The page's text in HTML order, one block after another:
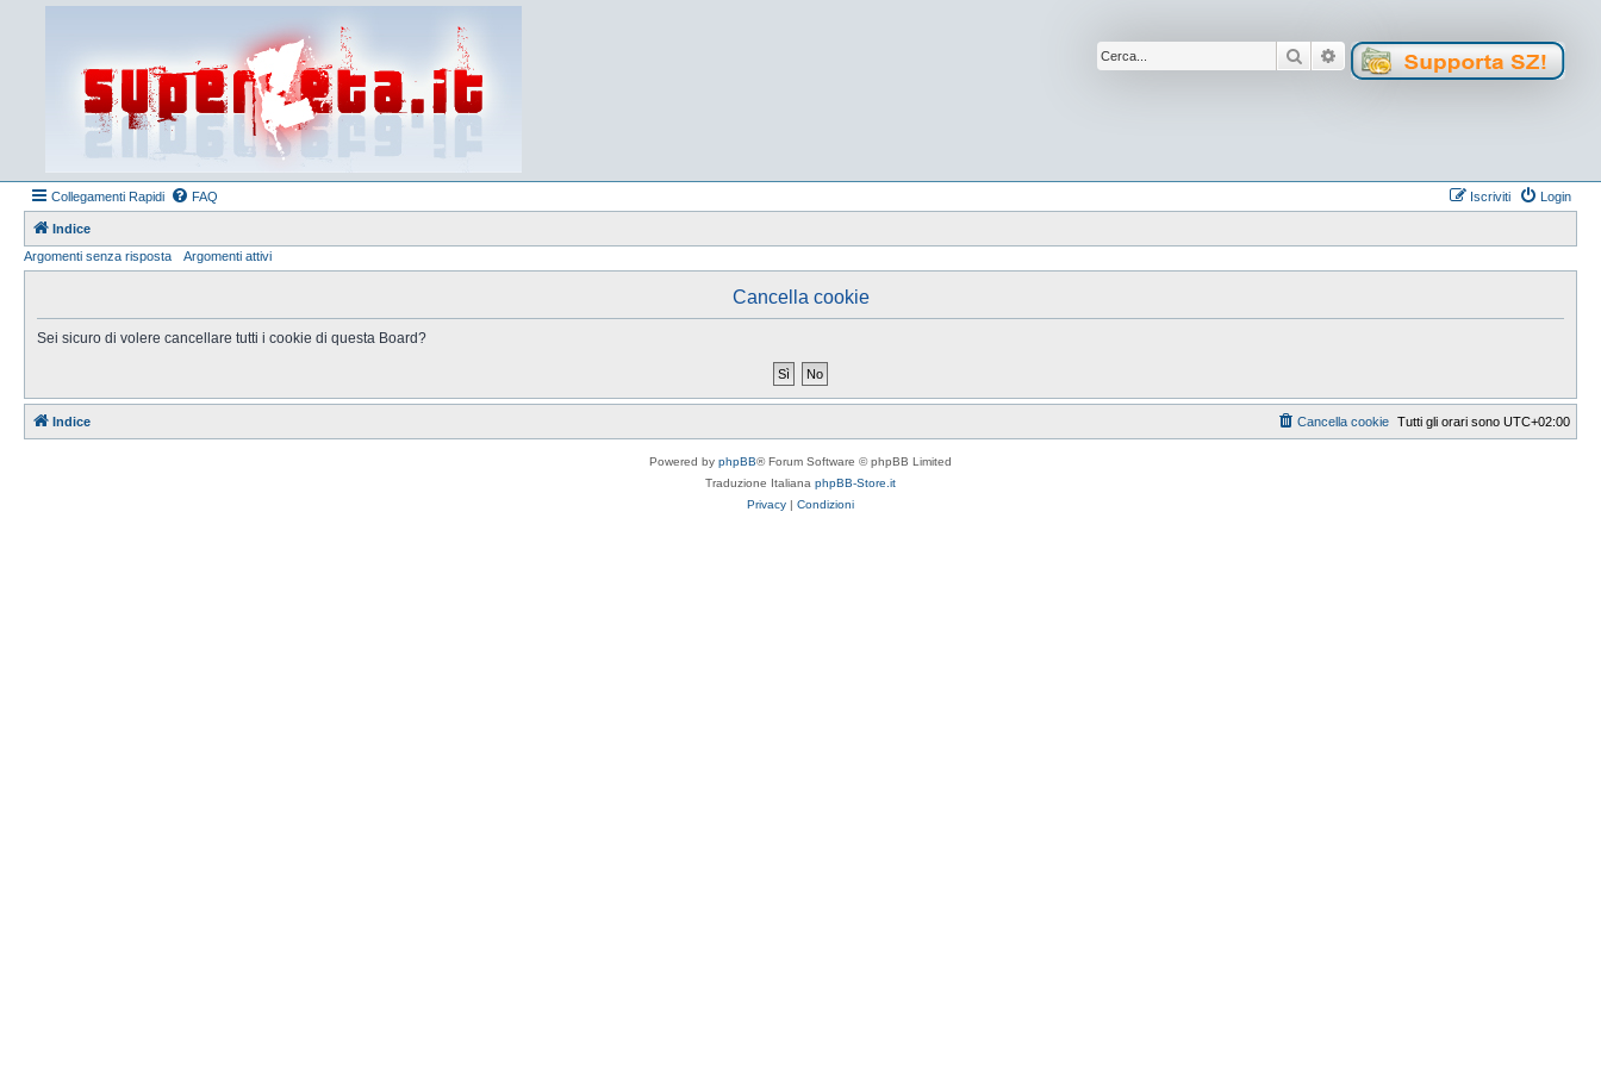
Cerca Ricerca avanzata
Collegamenti Rapidi FAQ Login
Iscriviti
Indice
Argomenti senza risposta
Argomenti attivi
Cancella cookie
Sei sicuro di volere cancellare tutti i cookie di questa Board?
Indice Tutti gli orari sono UTC+02:00
Cancella cookie
Powered by phpBB® Forum Software © phpBB Limited
Traduzione Italiana phpBB-Store.it
Privacy | Condizioni